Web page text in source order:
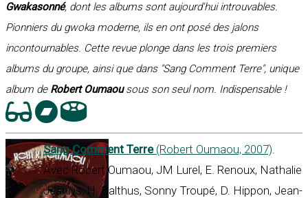
Gwakasonné, dont les albums sont aujourd'hui introuvables.
Pionniers du gwoka moderne, ils en ont posé des jalons
incontournables. Cette revue plonge dans les trois premiers
albums du groupe, ainsi que dans "Sang Comment Terre", unique
album de Robert Oumaousous son seul nom. Indispensable !
Sang Comment Terre(Robert Oumaou, 2007).
Avec Robert Oumaou, JM Lurel, E. Renoux, Nathalie
Jeanlys, H. Balthus, Sonny Troupé, D. Hippon, Jean-